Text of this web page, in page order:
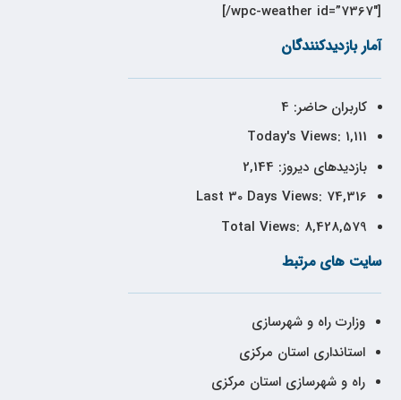
[wpc-weather id=”7367″/]
آمار بازدیدکنندگان
کاربران حاضر: 4
Today's Views: 1,111
بازدیدهای دیروز: 2,144
Last 30 Days Views: 74,316
Total Views: 8,428,579
سایت های مرتبط
وزارت راه و شهرسازی
استانداری استان مرکزی
راه و شهرسازی استان مرکزی